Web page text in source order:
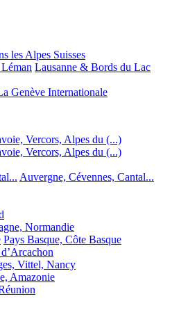
les Alpes Suisses
Lausanne & Bords du Lac
Genève Internationale
Vercors, Alpes du (...)
Vercors, Alpes du (...)
Auvergne, Cévennes, Cantal...
Normandie
Pays Basque, Côte Basque
Vittel, Nancy
Amazonie